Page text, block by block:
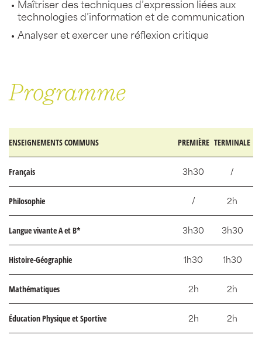
Maîtriser des techniques d’expression liées aux
technologies d’information et de communication
Analyser et exercer une réflexion critique
Programme
ENSEIGNEMENTS COMMUNS PREMIÈRE TERMINALE
Français 3h30 /
Philosophie / 2h
Langue vivante A et B* 3h30 3h30
Histoire-Géographie 1h30 1h30
Mathématiques 2h 2h
Éducation Physique et Sportive 2h 2h